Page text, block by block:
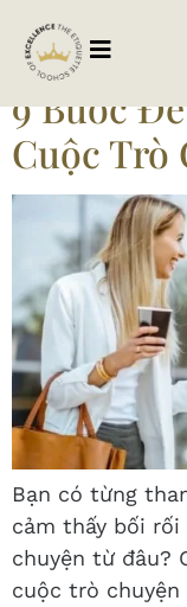
Tag:
9 Bước
Cuộc Trò
Bạn có từng
cảm thấy bối
chuyện từ đâu?
cuộc trò